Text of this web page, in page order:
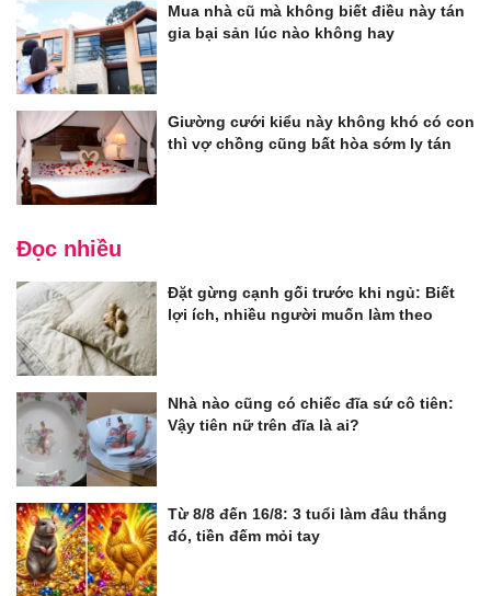
Mua nhà cũ mà không biết điều này tán
gia bại sản lúc nào không hay
Giường cưới kiểu này không khó có con
thì vợ chồng cũng bất hòa sớm ly tán
Đọc nhiều
Đặt gừng cạnh gối trước khi ngủ: Biết
lợi ích, nhiều người muốn làm theo
Nhà nào cũng có chiếc đĩa sứ cô tiên:
Vậy tiên nữ trên đĩa là ai?
Từ 8/8 đến 16/8: 3 tuổi làm đâu thắng
đó, tiền đếm mỏi tay